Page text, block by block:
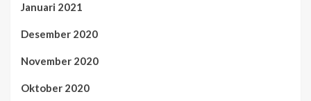
Januari 2021
Desember 2020
November 2020
Oktober 2020